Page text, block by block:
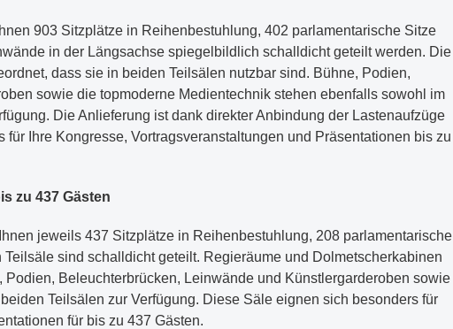
903 Sitzplätze in Reihenbestuhlung, 402 parlamentarische Sitze
in der Längsachse spiegelbildlich schalldicht geteilt werden. Die
dass sie in beiden Teilsälen nutzbar sind. Bühne, Podien,
sowie die topmoderne Medientechnik stehen ebenfalls sowohl im
Die Anlieferung ist dank direkter Anbindung der Lastenaufzüge
Ihre Kongresse, Vortragsveranstaltungen und Präsentationen bis zu
zu 437 Gästen
jeweils 437 Sitzplätze in Reihenbestuhlung, 208 parlamentarische
sind schalldicht geteilt. Regieräume und Dolmetscherkabinen
Beleuchterbrücken, Leinwände und Künstlergarderoben sowie
Teilsälen zur Verfügung. Diese Säle eignen sich besonders für
für bis zu 437 Gästen.